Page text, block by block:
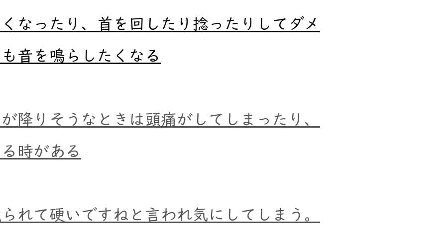
なったり、首を回したり捻ったりしてダメ
音を鳴らしたくなる
降りそうなときは頭痛がしてしまったり、
時がある
れて硬いですねと言われ気にしてしまう。